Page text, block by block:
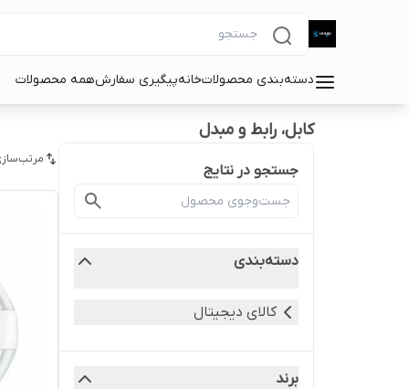
دسته‌بندی محصولاتخانهپیگیری سفارشهمه محصولات
کابل، رابط و مبدل
جستجو در نتایج
دسته‌بندی
کالای دیجیتال
برند